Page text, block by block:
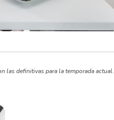
las definitivas para la temporada actual.